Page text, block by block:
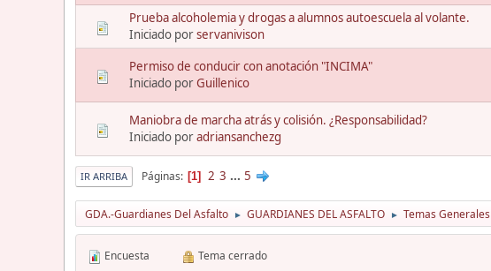
Prueba alcoholemia y drogas a alumnos autoescuela al volante.
Iniciado porservanivison
Permiso de conducir con anotación "INCIMA"
Iniciado porGuillenico
Maniobra de marcha atrás y colisión. ¿Responsabilidad?
Iniciado poradriansanchezg
IR ARRIBA Páginas 1 2 3 ... 5
GDA.-Guardianes Del Asfalto ► GUARDIANES DEL ASFALTO ► Temas Generales
Encuesta
Tema cerrado